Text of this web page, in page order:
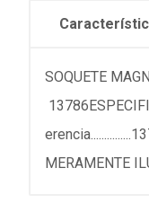
SOQUETE
MERAMENTE